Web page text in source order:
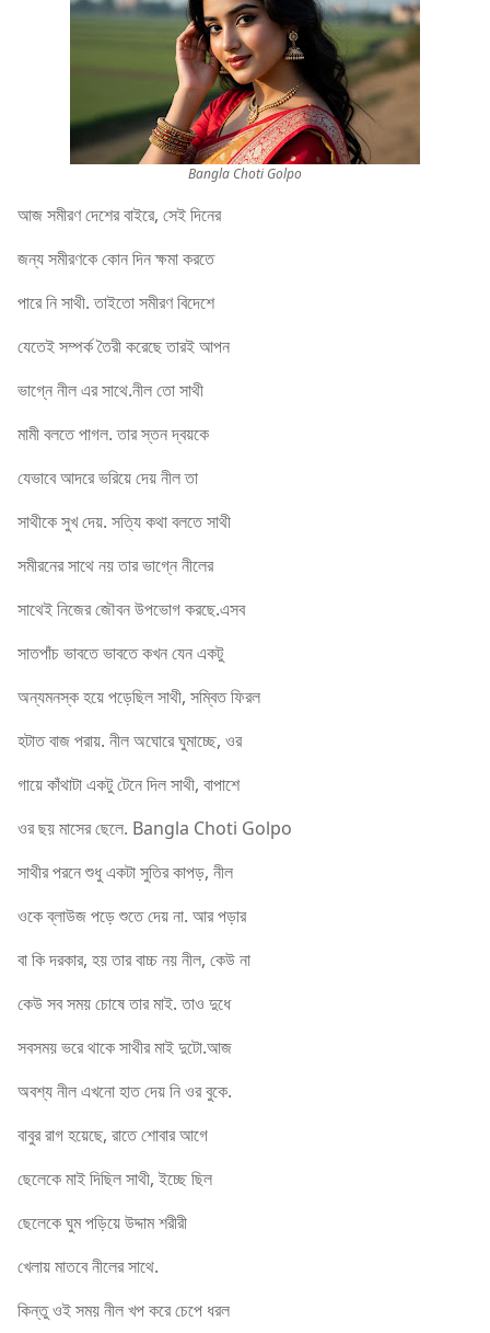
Bangla Choti Golpo
আজ সমীরণ দেশের বাইরে, সেই দিনের
জন্য সমীরণকে কোন দিন ক্ষমা করতে
পারে নি সাথী. তাইতো সমীরণ বিদেশে
যেতেই সম্পর্ক তৈরী করেছে তারই আপন
ভাগ্নে নীল এর সাথে.নীল তো সাথী
মামী বলতে পাগল. তার স্তন দ্বয়কে
যেভাবে আদরে ভরিয়ে দেয় নীল তা
সাথীকে সুখ দেয়. সত্যি কথা বলতে সাথী
সমীরনের সাথে নয় তার ভাগ্নে নীলের
সাথেই নিজের জৌবন উপভোগ করছে.এসব
সাতপাঁচ ভাবতে ভাবতে কখন যেন একটু
অন্যমনস্ক হয়ে পড়েছিল সাথী, সম্বিত ফিরল
হটাত বাজ পরায়. নীল অঘোরে ঘুমাচ্ছে, ওর
গায়ে কাঁথাটা একটু টেনে দিল সাথী, বাপাশে
ওর ছয় মাসের ছেলে. Bangla Choti Golpo
সাথীর পরনে শুধু একটা সুতির কাপড়, নীল
ওকে ব্লাউজ পড়ে শুতে দেয় না. আর পড়ার
বা কি দরকার, হয় তার বাচ্চ নয় নীল, কেউ না
কেউ সব সময় চোষে তার মাই. তাও দুধে
সবসময় ভরে থাকে সাথীর মাই দুটো.আজ
অবশ্য নীল এখনো হাত দেয় নি ওর বুকে.
বাবুর রাগ হয়েছে, রাতে শোবার আগে
ছেলেকে মাই দিছিল সাথী, ইচ্ছে ছিল
ছেলেকে ঘুম পড়িয়ে উদ্দাম শরীরী
খেলায় মাতবে নীলের সাথে.
কিন্তু ওই সময় নীল খপ করে চেপে ধরল